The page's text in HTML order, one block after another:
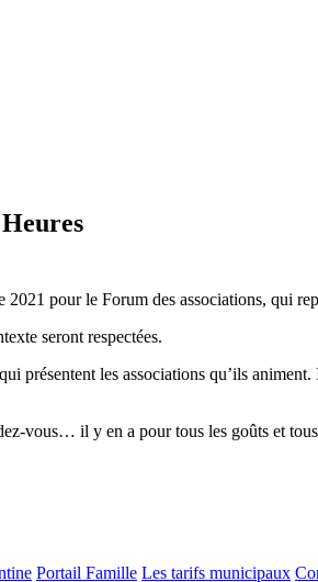
2021 pour le Forum des associations, qui
seront respectées.
présentent les associations qu’ils
vous… il y en a pour tous les goûts et tous
Portail Famille Les tarifs municipaux